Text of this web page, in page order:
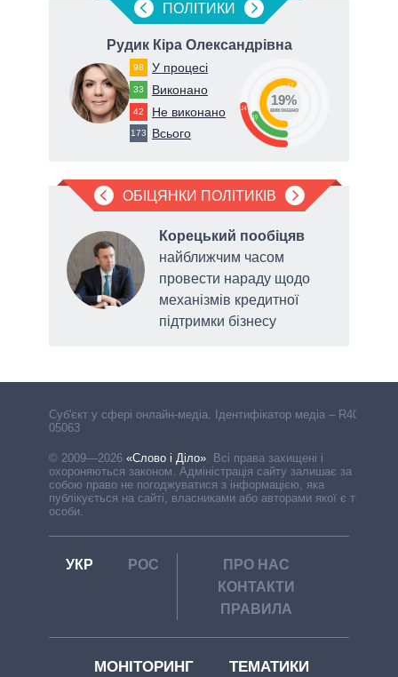
ПОЛIТИКИ
Рудик Кіра Олександрівна
98 У процесі
33 Виконано
42 Не виконано
173 Всього
24
19
57
19%
виконано
ОБІЦЯНКИ ПОЛІТИКІВ
Корецький пообіцяв
найближчим часом
провести нараду щодо
механізмів кредитної
підтримки бізнесу
Cуб'єкт у сфері онлайн-медіа. Ідентифікатор медіа – R40-
05063
© 2009—2026 «Слово і Діло». Всі права захищені і
охороняються законом. Адміністрація сайту залишає за
собою право не погоджуватися з інформацією, яка
публікується на сайті, власниками або авторами якої є треті
особи.
УКР РОС
ПРО НАС
КОНТАКТИ
ПРАВИЛА
МОНІТОРИНГ ТЕМАТИКИ